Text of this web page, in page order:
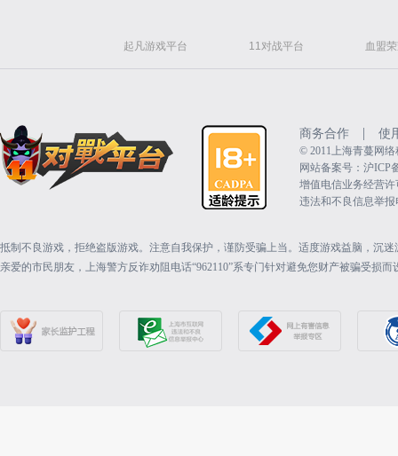
起凡游戏平台 11对战平台 血盟
商务合作 | 使
©️ 2011上海青蔓网
网站备案号：沪ICP
增值电信业务经营许
违法和不良信息举报
抵制不良游戏，拒绝盗版游戏。注意自我保护，谨防受骗上当。适度游戏益脑，沉
亲爱的市民朋友，上海警方反诈劝阻电话“962110”系专门针对避免您财产被骗受损